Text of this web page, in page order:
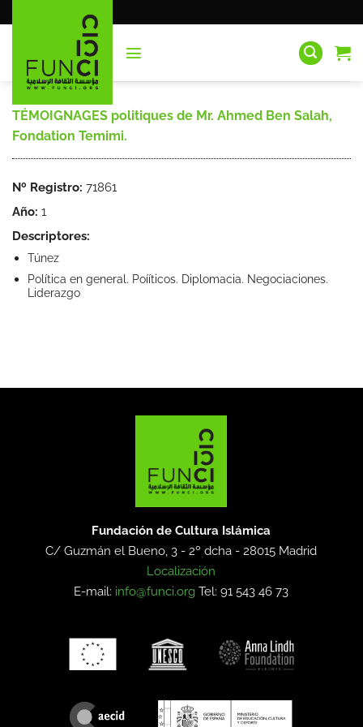
al
TÉMOIGNAGES politiques de Mr. Ahmed Ben Salah,
Fondation Temimi.
Nº Registro: 71861
Año: 1
Descriptores:
Túnez
Política en general. Poííticos. Diplomacia. Negociaciones.
Liderazgo
Fundación de Cultura Islámica
C/ Guzmán el Bueno, 3 - 2º dcha -28015 Madrid
Localización
E-mail: info@funci.org Tel: 91 543 46 73